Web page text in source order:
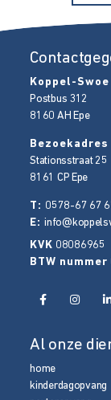
Koppel-Swoe
Postbus 312
8160 AH Epe
Stationsstraat 25
8161 CPEpe
T: 0578-67 67
E:
KVK 08086965
BTW nummer
Al onze
home
kinderdagopvang